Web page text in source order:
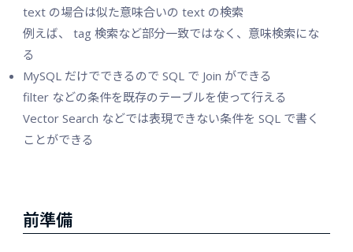
text の場合は似た意味合いの text の検索
例えば、 tag 検索など部分一致ではなく、意味検索にな
る
MySQL だけでできるので SQL で Join ができる
filter などの条件を既存のテーブルを使って行える
Vector Search などでは表現できない条件を SQL で書く
ことができる
前準備